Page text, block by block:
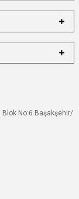
Blok No:6 Başakşehir/